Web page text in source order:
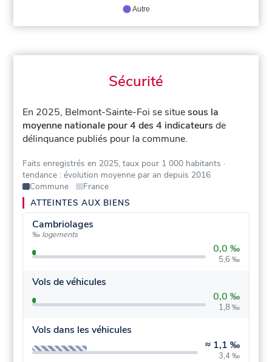
Autre
Sécurité
En 2025, Belmont-Sainte-Foi se situesous la
moyenne nationale pour 4 des 4 indicateurs de
délinquance publiés pour la commune.
Faits enregistrés en 2025, taux pour 1 000 habitants ·
tendance : évolution moyenne par an depuis 2016
Commune
France
ATTEINTES AUX BIENS
Cambriolages
‰ logements
0,0 ‰
5,6 ‰
Vols de véhicules
0,0 ‰
1,8 ‰
Vols dans les véhicules
≈ 1,1 ‰
3,4 ‰